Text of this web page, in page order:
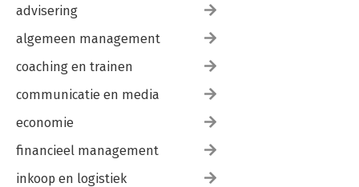
advisering
algemeen management
coaching en trainen
communicatie en media
economie
financieel management
inkoop en logistiek